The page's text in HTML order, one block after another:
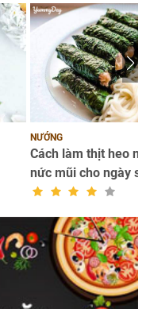
NƯỚNG
Cách làm thịt heo
nức mũi cho ngày